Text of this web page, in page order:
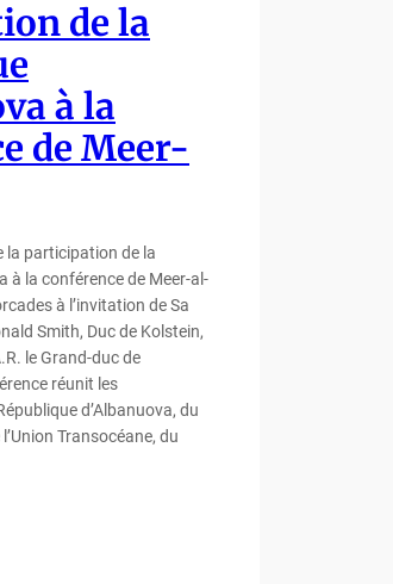
de la
à la
de Meer-
la participation de la
à la conférence de Meer-al-
à l’invitation de Sa
Smith, Duc de Kolstein,
le Grand-duc de
réunit les
d’Albanuova, du
Transocéane, du